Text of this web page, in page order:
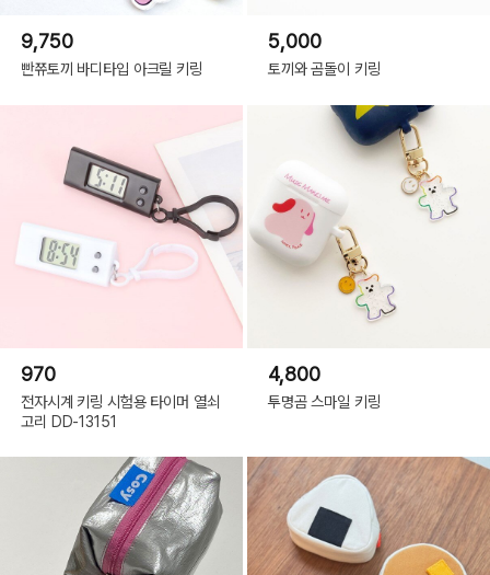
9,750
빤쮸토끼 바디타입 아크릴 키링
5,000
토끼와 곰돌이 키링
970
전자시계 키링 시험용 타이머 열쇠
고리 DD-13151
4,800
투명곰 스마일 키링